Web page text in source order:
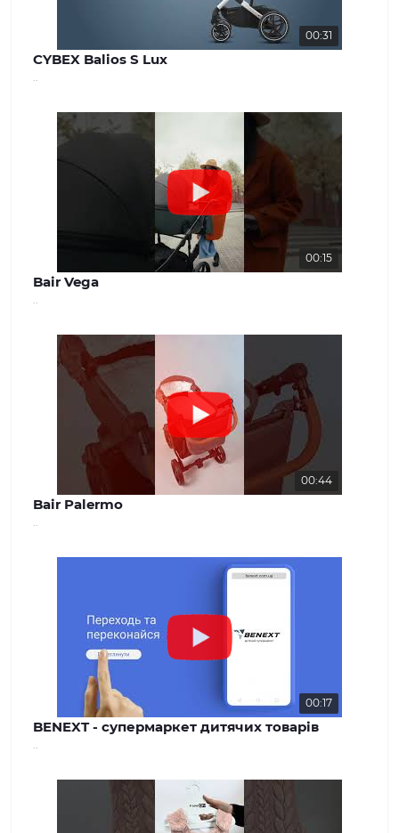
00:31
CYBEX Balios S Lux
00:15
Bair Vega
00:44
Bair Palermo
00:17
BENEXT - супермаркет дитячих товарів